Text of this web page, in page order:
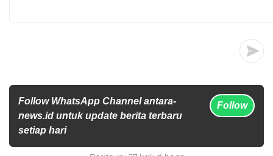
Follow WhatsApp Channel antara-
news.id untuk update berita terbaru
setiap hari
Follow